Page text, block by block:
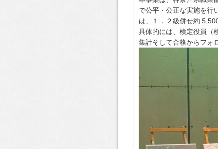
で公平・公正な実施を行
は、１．２級併せ約
具体的には、検定役員（
集計そして合格からフォ